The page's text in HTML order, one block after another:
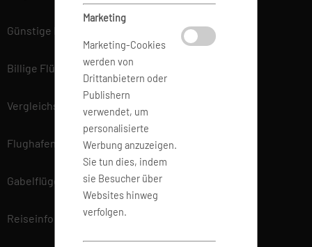
Marketing
Marketing-Cookies
werden von
Drittanbietern oder
Publishern
verwendet, um
personalisierte
Werbung anzuzeigen.
Sie tun dies, indem
sie Besucher über
Websites hinweg
verfolgen.
Günstige Flüge
Billige Flüge
Vergleichsportal
Flughafen Informationen
Gabelflüge
Reiseinfo